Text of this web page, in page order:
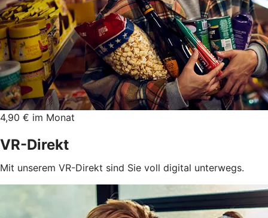
4,90 € im Monat
VR-Direkt
Mit unserem VR-Direkt sind Sie voll digital unterwegs.